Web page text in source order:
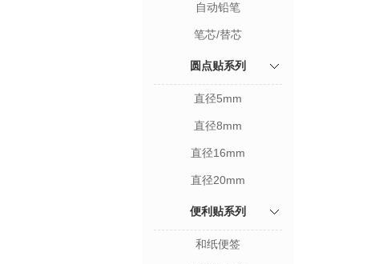
自动铅笔
笔芯/替芯
圆点贴系列
直径5mm
直径8mm
直径16mm
直径20mm
便利贴系列
和纸便签